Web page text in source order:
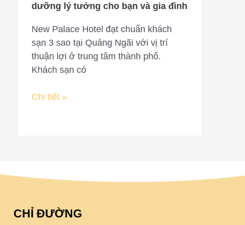
dưỡng lý tưởng cho bạn và gia đình
New Palace Hotel đạt chuẩn khách
sạn 3 sao tại Quảng Ngãi với vị trí
thuận lợi ở trung tâm thành phố.
Khách sạn có
bạn
và
gia
đình
Chi tiết »
CHỈ ĐƯỜNG